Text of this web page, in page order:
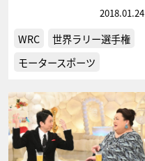
2018.01.24
WRC
世界ラリー選手権
モータースポーツ